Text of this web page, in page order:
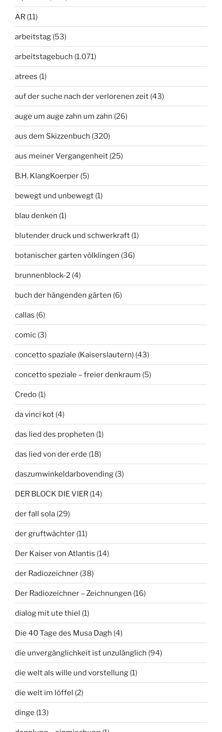
AR (11)
arbeitstag (53)
arbeitstagebuch (1.071)
atrees (1)
auf der suche nach der verlorenen zeit (43)
auge um auge zahn um zahn (26)
aus dem Skizzenbuch (320)
aus meiner Vergangenheit (25)
B.H. KlangKoerper (5)
bewegt und unbewegt (1)
blau denken (1)
blutender druck und schwerkraft (1)
botanischer garten völklingen (36)
brunnenblock-2 (4)
buch der hängenden gärten (6)
callas (6)
comic (3)
concetto spaziale (Kaiserslautern) (43)
concetto speziale – freier denkraum (5)
Credo (1)
da vinci kot (4)
das lied des propheten (1)
das lied von der erde (18)
daszumwinkeldarbovending (3)
DER BLOCK DIE VIER (14)
der fall sola (29)
der gruftwächter (11)
Der Kaiser von Atlantis (14)
der Radiozeichner (38)
Der Radiozeichner – Zeichnungen (16)
dialog mit ute thiel (1)
Die 40 Tage des Musa Dagh (4)
die unvergänglichkeit ist unzulänglich (94)
die welt als wille und vorstellung (1)
die welt im löffel (2)
dinge (13)